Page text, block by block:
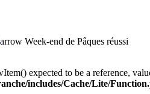
Week-end de Pâques réussi
expected to be a reference,
includes/Cache/Lite/